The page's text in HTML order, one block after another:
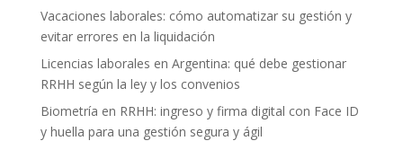
Vacaciones laborales: cómo automatizar su gestión y
evitar errores en la liquidación
Licencias laborales en Argentina: qué debe gestionar
RRHH según la ley y los convenios
Biometría en RRHH: ingreso y firma digital con Face ID
y huella para una gestión segura y ágil